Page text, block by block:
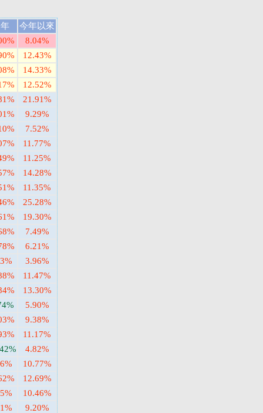
今年以來
8.04%
12.43%
14.33%
12.52%
21.91%
9.29%
7.52%
11.77%
11.25%
14.28%
11.35%
25.28%
19.30%
7.49%
6.21%
3.96%
11.47%
13.30%
5.90%
9.38%
11.17%
4.82%
10.77%
12.69%
10.46%
9.20%